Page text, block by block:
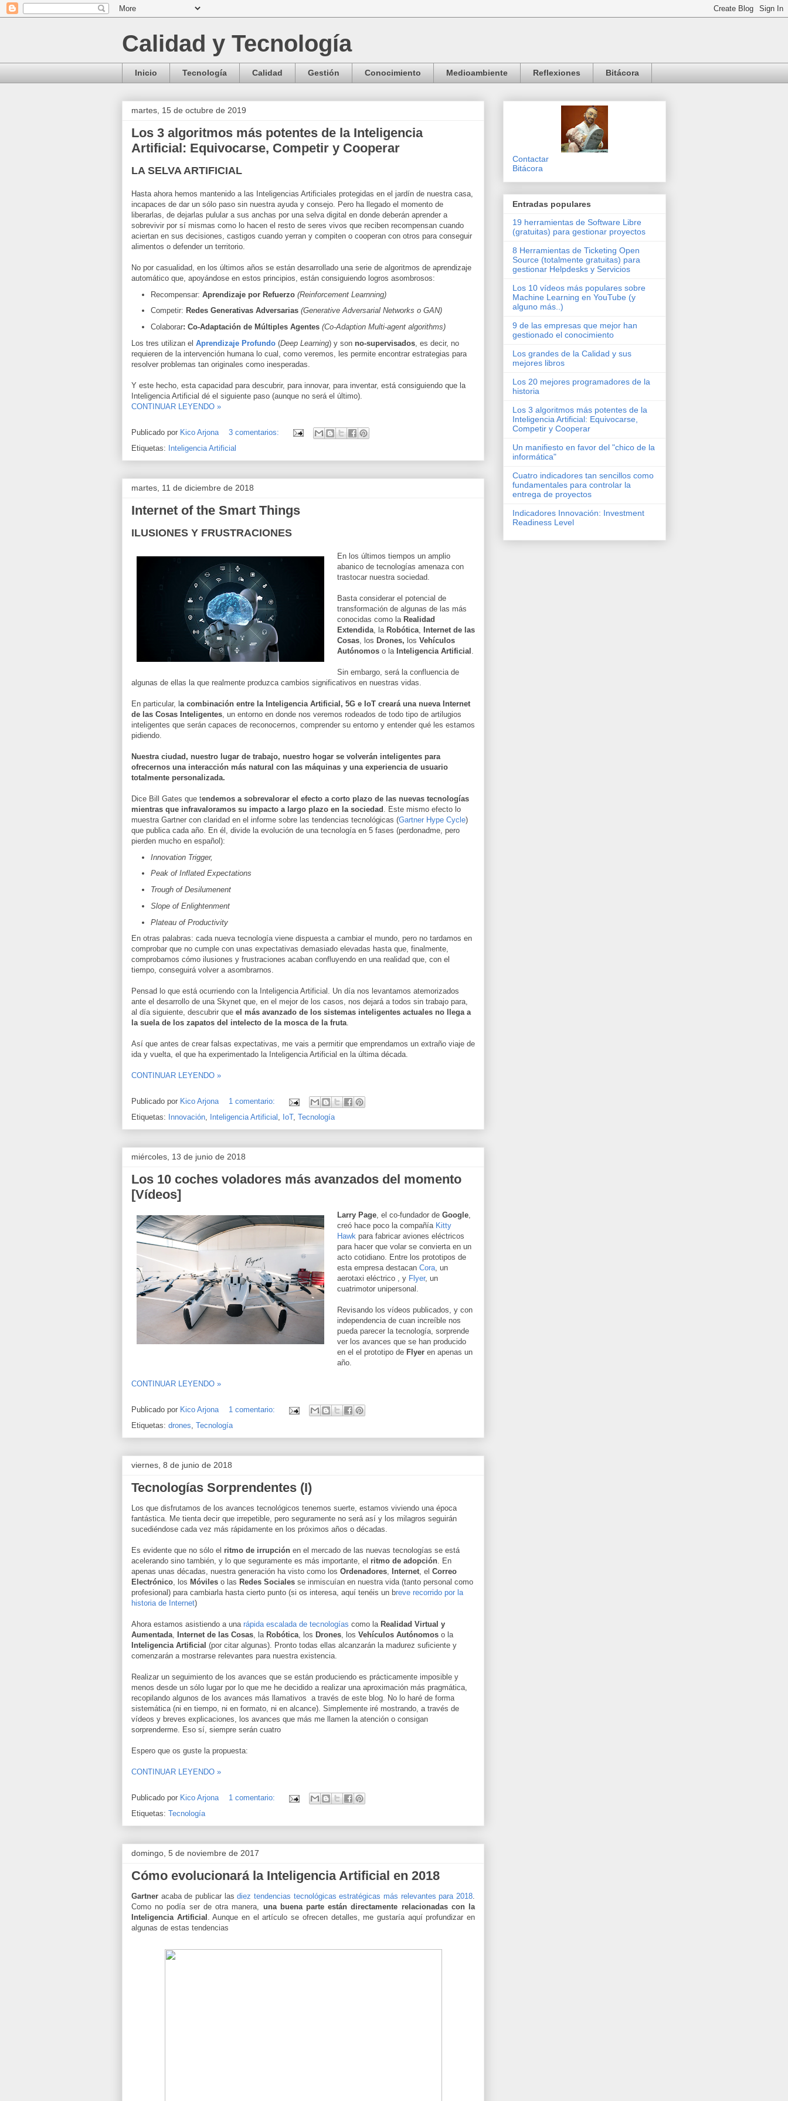
Calidad y Tecnología
Inicio Tecnología Calidad Gestión Conocimiento Medioambiente Reflexiones Bitácora
martes, 15 de octubre de 2019
Los 3 algoritmos más potentes de la Inteligencia
Artificial: Equivocarse, Competir y Cooperar
LA SELVA ARTIFICIAL
Hasta ahora hemos mantenido a las Inteligencias Artificiales protegidas en el jardín de nuestra casa,
incapaces de dar un sólo paso sin nuestra ayuda y consejo. Pero ha llegado el momento de
liberarlas, de dejarlas pulular a sus anchas por una selva digital en donde deberán aprender a
sobrevivir por sí mismas como lo hacen el resto de seres vivos que reciben recompensan cuando
aciertan en sus decisiones, castigos cuando yerran y compiten o cooperan con otros para conseguir
alimentos o defender un territorio.
No por casualidad, en los últimos años se están desarrollado una serie de algoritmos de aprendizaje
automático que, apoyándose en estos principios, están consiguiendo logros asombrosos:
Recompensar: Aprendizaje por Refuerzo (Reinforcement Learnning)
Competir: Redes Generativas Adversarias (Generative Adversarial Networks o GAN)
Colaborar: Co-Adaptación de Múltiples Agentes (Co-Adaption Multi-agent algorithms)
Los tres utilizan el Aprendizaje Profundo (Deep Learning) y son no-supervisados , es decir, no
requieren de la intervención humana lo cual, como veremos, les permite encontrar estrategias para
resolver problemas tan originales como inesperadas.
Y este hecho, esta capacidad para descubrir, para innovar, para inventar, está consiguiendo que la
Inteligencia Artificial dé el siguiente paso (aunque no será el último).
CONTINUAR LEYENDO »
Publicado por Kico Arjona
3 comentarios:
Etiquetas:
Inteligencia Artificial
martes, 11 de diciembre de 2018
Internet of the Smart Things
ILUSIONES Y FRUSTRACIONES
En los últimos tiempos un amplio
abanico de tecnologías amenaza con
trastocar nuestra sociedad.
Basta considerar el potencial de
transformación de algunas de las más
conocidas como la Realidad
Extendida , la Robótica
Internet de las
Cosas , los Drones, los Vehículos
Autónomos o la Inteligencia Artificial
Sin embargo, será la confluencia de
algunas de ellas la que realmente produzca cambios significativos en nuestras vidas.
En particular, l a combinación entre la Inteligencia Artificial, 5G e IoT creará una nueva Internet
de las Cosas Inteligentes , un entorno en donde nos veremos rodeados de todo tipo de artilugios
inteligentes que serán capaces de reconocernos, comprender su entorno y entender qué les estamos
pidiendo.
Nuestra ciudad, nuestro lugar de trabajo, nuestro hogar se volverán inteligentes para
ofrecernos una interacción más natural con las máquinas y una experiencia de usuario
totalmente personalizada.
Dice Bill Gates que tendemos a sobrevalorar el efecto a corto plazo de las nuevas tecnologías
mientras que infravaloramos su impacto a largo plazo en la sociedad
. Este mismo efecto lo
muestra Gartner con claridad en el informe sobre las tendencias tecnológicas (Gartner Hype Cycle)
que publica cada año. En él, divide la evolución de una tecnología en 5 fases (perdonadme, pero
pierden mucho en español):
Innovation Trigger,
Peak of Inflated Expectations
Trough of Desilumenent
Slope of Enlightenment
Plateau of Productivity
En otras palabras: cada nueva tecnología viene dispuesta a cambiar el mundo, pero no tardamos en
comprobar que no cumple con unas expectativas demasiado elevadas hasta que, finalmente,
comprobamos cómo ilusiones y frustraciones acaban confluyendo en una realidad que, con el
tiempo, conseguirá volver a asombrarnos.
Pensad lo que está ocurriendo con la Inteligencia Artificial. Un día nos levantamos atemorizados
ante el desarrollo de una Skynet que, en el mejor de los casos, nos dejará a todos sin trabajo para,
al día siguiente, descubrir que el más avanzado de los sistemas inteligentes actuales no llega a
la suela de los zapatos del intelecto de la mosca de la fruta.
Así que antes de crear falsas expectativas, me vais a permitir que emprendamos un extraño viaje de
ida y vuelta, el que ha experimentado la Inteligencia Artificial en la última década.
CONTINUAR LEYENDO »
Publicado por Kico Arjona
1 comentario:
Etiquetas:
Innovación, Inteligencia Artificial , IoT, Tecnología
miércoles, 13 de junio de 2018
Los 10 coches voladores más avanzados del momento
[Vídeos]
Larry Page, el co-fundador de Google,
creó hace poco la compañía Kitty
Hawk para fabricar aviones eléctricos
para hacer que volar se convierta en un
acto cotidiano. Entre los prototipos de
esta empresa destacan Cora, un
aerotaxi eléctrico , y Flyer, un
cuatrimotor unipersonal.
Revisando los vídeos publicados, y con
independencia de cuan increíble nos
pueda parecer la tecnología, sorprende
ver los avances que se han producido
en el el prototipo de Flyer en apenas un
año.
CONTINUAR LEYENDO »
Publicado por Kico Arjona
1 comentario:
Etiquetas: drones, Tecnología
viernes, 8 de junio de 2018
Tecnologías Sorprendentes (I)
Los que disfrutamos de los avances tecnológicos tenemos suerte, estamos viviendo una época
fantástica. Me tienta decir que irrepetible, pero seguramente no será así y los milagros seguirán
sucediéndose cada vez más rápidamente en los próximos años o décadas.
Es evidente que no sólo el ritmo de irrupción en el mercado de las nuevas tecnologías se está
acelerando sino también, y lo que seguramente es más importante, el ritmo de adopción. En
apenas unas décadas, nuestra generación ha visto como los Ordenadores, Internet, el Correo
Electrónico, los Móviles o las Redes Sociales se inmiscuían en nuestra vida (tanto personal como
profesional) para cambiarla hasta cierto punto (si os interesa, aquí tenéis un breve recorrido por la
historia de Internet)
Ahora estamos asistiendo a una rápida escalada de tecnologías como la Realidad Virtual y
Aumentada, Internet de las Cosas, la Robótica, los Drones, los Vehículos Autónomos o la
Inteligencia Artificial (por citar algunas). Pronto todas ellas alcanzarán la madurez suficiente y
comenzarán a mostrarse relevantes para nuestra existencia.
Realizar un seguimiento de los avances que se están produciendo es prácticamente imposible y
menos desde un sólo lugar por lo que me he decidido a realizar una aproximación más pragmática,
recopilando algunos de los avances más llamativos a través de este blog. No lo haré de forma
sistemática (ni en tiempo, ni en formato, ni en alcance). Simplemente iré mostrando, a través de
vídeos y breves explicaciones, los avances que más me llamen la atención o consigan
sorprenderme. Eso sí, siempre serán cuatro
Espero que os guste la propuesta:
CONTINUAR LEYENDO »
Publicado por Kico Arjona
1 comentario:
Etiquetas: Tecnología
domingo, 5 de noviembre de 2017
Cómo evolucionará la Inteligencia Artificial en 2018
Gartner acaba de publicar lasdiez tendencias tecnológicas estratégicas más relevantes para 2018.
Como no podía ser de otra manera, una buena parte están directamente relacionadas con la
Inteligencia Artificial . Aunque en el artículo se ofrecen detalles, me gustaría aquí profundizar en
algunas de estas tendencias
Contactar
Bitácora
Entradas populares
19 herramientas de Software Libre
(gratuitas) para gestionar proyectos
8 Herramientas de Ticketing Open
Source (totalmente gratuitas) para
gestionar Helpdesks y Servicios
Los 10 vídeos más populares sobre
Machine Learning en YouTube (y
alguno más..)
9 de las empresas que mejor han
gestionado el conocimiento
Los grandes de la Calidad y sus
mejores libros
Los 20 mejores programadores de la
historia
Los 3 algoritmos más potentes de la
Inteligencia Artificial: Equivocarse,
Competir y Cooperar
Un manifiesto en favor del "chico de la
informática"
Cuatro indicadores tan sencillos como
fundamentales para controlar la
entrega de proyectos
Indicadores Innovación: Investment
Readiness Level